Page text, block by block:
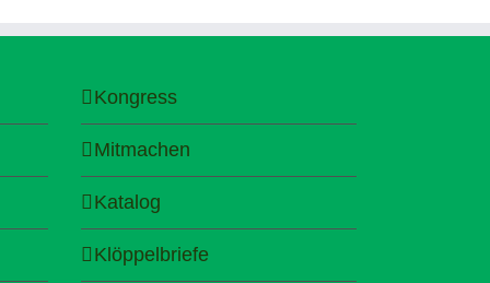
Kongress
Mitmachen
Katalog
Klöppelbriefe